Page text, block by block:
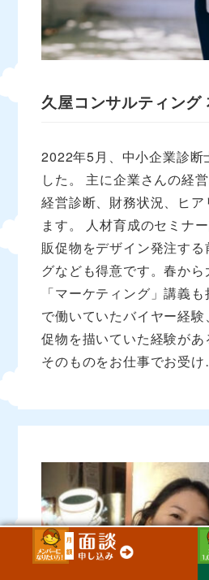
久屋コンサルティング
2022年5月、中小企業診断
した。 主に企業さんの経
経営診断、財務状況、ヒ
ます。 人材育成のセミナ
販促物をデザイン発注す
グなども得意です。春か
「マーケティング」講義
で働いていたバイヤー経
促物を描いていた経験が
そのものをお仕事でお受